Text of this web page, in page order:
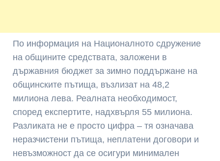
По информация на Националното сдружение
на общините средствата, заложени в
държавния бюджет за зимно поддържане на
общинските пътища, възлизат на 48,2
милиона лева. Реалната необходимост,
според експертите, надхвърля 55 милиона.
Разликата не е просто цифра – тя означава
неразчистени пътища, неплатени договори и
невъзможност да се осигури минимален